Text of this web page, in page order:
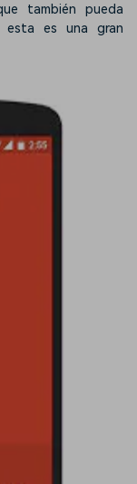
también pueda
es una gran